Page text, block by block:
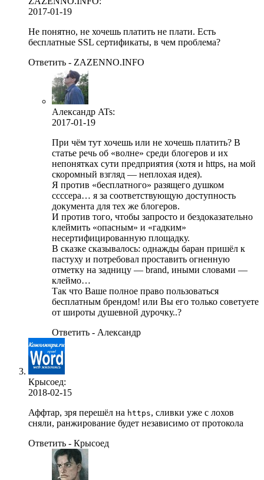
2017-01-19
Не понятно, не хочешь платить не плати. Есть
бесплатные SSL сертификаты, в чем проблема?
Ответить - ZAZENNO.INFO
Александр ATs:
2017-01-19
При чём тут хочешь или не хочешь платить? В
статье речь об «волне» среди блогеров и их
непонятках сути предприятия (хотя и https, на мой
скоромный взгляд — неплохая идея).
Я против «бесплатного» разящего душком
ссссера… я за соответствующую доступность
документа для тех же блогеров.
И против того, чтобы запросто и бездоказательно
клеймить «опасным» и «гадким»
несертифицированную площадку.
В сказке сказывалось: однажды баран пришёл к
пастуху и потребовал проставить огненную
отметку на задницу — brand, иными словами —
клеймо…
Так что Ваше полное право пользоваться
бесплатным брендом! или Вы его только советуете
от широты душевной дурочку..?
Ответить - Александр
Крысоед:
2018-02-15
Аффтар, зря перешёл на https, сливки уже с лохов
сняли, ранжирование будет независимо от протокола
Ответить - Крысоед